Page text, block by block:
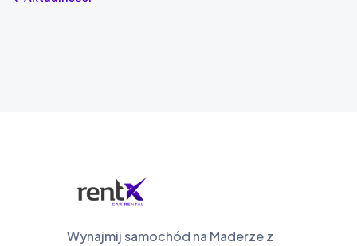
Wynajmij samochód na Maderze z